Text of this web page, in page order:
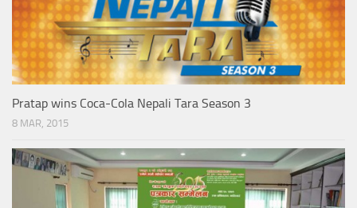
Pratap wins Coca-Cola Nepali Tara Season 3
8 MAR, 2015